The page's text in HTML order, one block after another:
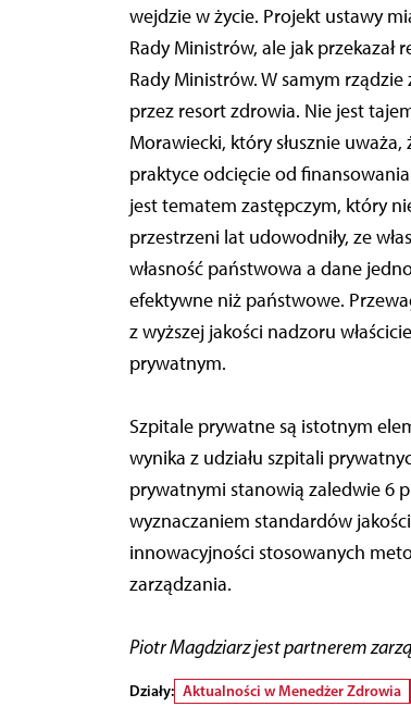
wejdzie w życie. Projekt ustawy
Rady Ministrów, ale jak
Rady Ministrów. W samym
przez resort zdrowia. Nie jest
Morawiecki, który słusznie
praktyce odcięcie od
jest tematem zastępczym, który
przestrzeni lat udowodniły, ze
własność państwowa a dane
efektywne niż państwowe.
z wyższej jakości nadzoru
prywatnym.
Szpitale prywatne są istotnym
wynika z udziału szpitali
prywatnymi stanowią zaledwie 6
wyznaczaniem standardów
innowacyjności stosowanych
zarządzania.
Piotr Magdziarz jest partnerem
Działy: Aktualności w Menedżer Zdrowia